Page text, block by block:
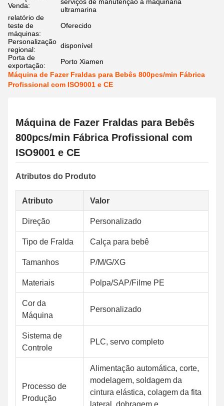
Venda:
ultramarina
relatório de
teste de
máquinas:
Oferecido
Personalização
regional:
disponível
Porta de
exportação:
Porto Xiamen
Máquina de Fazer Fraldas para Bebês 800pcs/min Fábrica
Profissional com ISO9001 e CE
Máquina de Fazer Fraldas para Bebês
800pcs/min Fábrica Profissional com
ISO9001 e CE
Atributos do Produto
Atributo Valor
Direção Personalizado
Tipo de Fralda Calça para bebê
Tamanhos P/M/G/XG
Materiais Polpa/SAP/Filme PE
Cor da
Máquina
Personalizado
Sistema de
Controle
PLC, servo completo
Processo de
Produção
Alimentação automática, corte,
modelagem, soldagem da
cintura elástica, colagem da fita
lateral, dobragem e